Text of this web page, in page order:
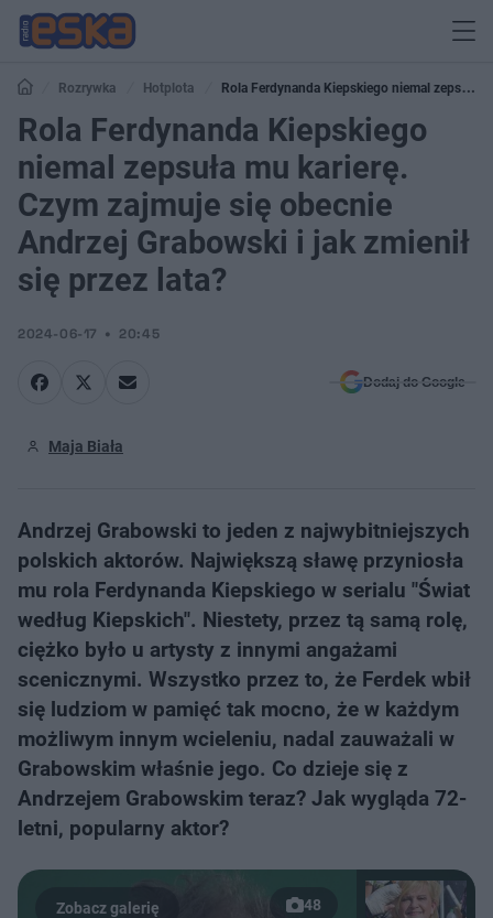
Rozrywka Hotplota
Rola Ferdynanda Kiepskiego niemal zepsuła
mu karierę. Czym zajmuje się obecnie Andrzej Grabowski i jak zmienił się
przez lata?
Rola Ferdynanda Kiepskiego
niemal zepsuła mu karierę.
Czym zajmuje się obecnie
Andrzej Grabowski i jak zmienił
się przez lata?
2024-06-17 20:45
Dodaj do Google
Maja Biała
Andrzej Grabowski to jeden z najwybitniejszych
polskich aktorów. Największą sławę przyniosła
mu rola Ferdynanda Kiepskiego w serialu "Świat
według Kiepskich". Niestety, przez tą samą rolę,
ciężko było u artysty z innymi angażami
scenicznymi. Wszystko przez to, że Ferdek wbił
się ludziom w pamięć tak mocno, że w każdym
możliwym innym wcieleniu, nadal zauważali w
Grabowskim właśnie jego. Co dzieje się z
Andrzejem Grabowskim teraz? Jak wygląda 72-
letni, popularny aktor?
48